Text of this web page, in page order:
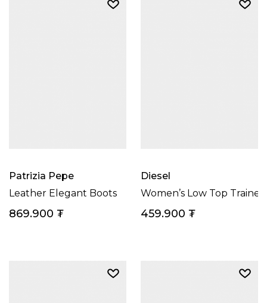
Patrizia Pepe
Leather Elegant Boots
869.900 ₮
Diesel
Women’s Low Top
459.900 ₮